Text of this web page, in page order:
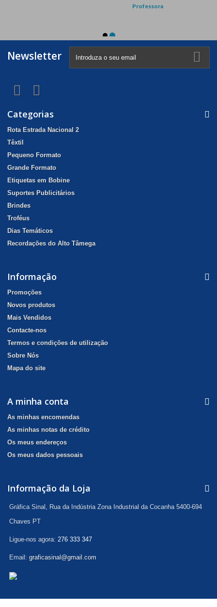
Newsletter
Categorias
Rota Estrada Nacional 2
Têxtil
Pequeno Formato
Grande Formato
Etiquetas em Bobine
Suportes Publicitários
Brindes
Troféus
Dias Temáticos
Recordações do Alto Tâmega
Informação
Promoções
Novos produtos
Mais Vendidos
Contacte-nos
Termos e condições de utilização
Sobre Nós
Mapa do site
A minha conta
As minhas encomendas
As minhas notas de crédito
Os meus endereços
Os meus dados pessoais
Informação da Loja
Gráfica Sinal, Rua da Indústria Zona Industrial da Cocanha 5400-694
Chaves PT
Ligue-nos agora: 276 333 347
Email: graficasinal@gmail.com